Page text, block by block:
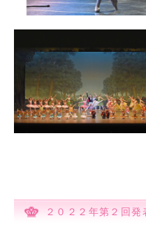
２０２２年第２回